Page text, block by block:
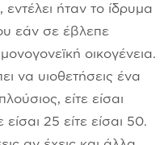
εντέλει ήταν το ίδρυμα
εάν σε έβλεπε
οικογένεια.
να υιοθετήσεις ένα
είτε είσαι
είσαι 25 είτε είσαι 50.